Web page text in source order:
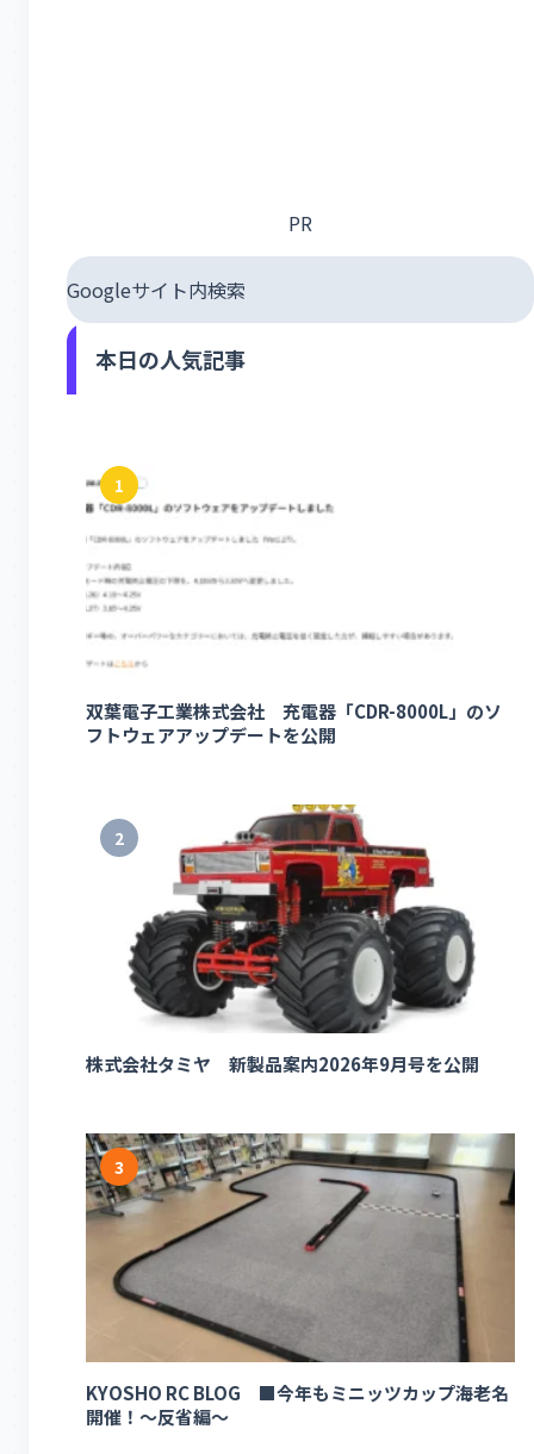
PR
Googleサイト内検索
本日の人気記事
1
双葉電子工業株式会社 充電器「CDR-8000L」のソ
フトウェアアップデートを公開
2
株式会社タミヤ 新製品案内2026年9月号を公開
3
KYOSHO RC BLOG ■今年もミニッツカップ海老名
開催！～反省編～